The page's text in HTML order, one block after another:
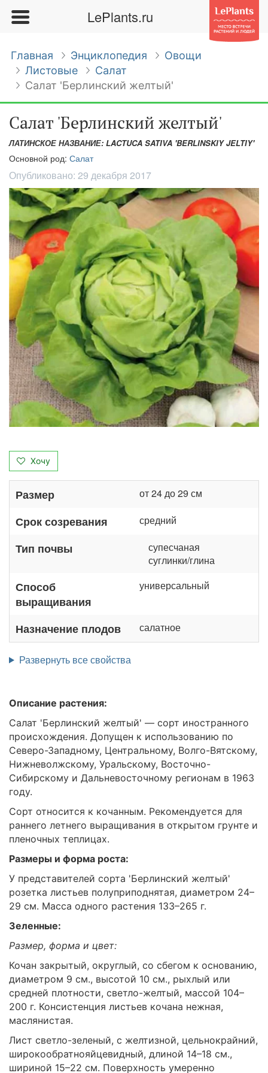
LePlants.ru
Главная Энциклопедия
Овощи
Листовые
Салат
Салат 'Берлинский желтый'
Салат 'Берлинский желтый'
ЛАТИНСКОЕ НАЗВАНИЕ: LACTUCA SATIVA 'BERLINSKIY JELTIY'
Основной род: Салат
Опубликовано: 29 декабря 2017
Хочу
Размер от 24 до 29 см
Срок созревания средний
Тип почвы
супесчаная
суглинки/глина
Способ
выращивания
универсальный
Назначение плодов салатное
Развернуть все свойства
Описание растения:
Салат 'Берлинский желтый' — сорт иностранного
происхождения. Допущен к использованию по
Северо-Западному, Центральному, Волго-Вятскому,
Нижневолжскому, Уральскому, Восточно-
Сибирскому и Дальневосточному регионам в 1963
году.
Сорт относится к кочанным. Рекомендуется для
раннего летнего выращивания в открытом грунте и
пленочных теплицах.
Размеры и форма роста:
У представителей сорта 'Берлинский желтый'
розетка листьев полуприподнятая, диаметром 24–
29 см. Масса одного растения 133–265 г.
Зеленные:
Размер, форма и цвет:
Кочан закрытый, округлый, со сбегом к основанию,
диаметром 9 см., высотой 10 см., рыхлый или
средней плотности, светло-желтый, массой 104–
200 г. Консистенция листьев кочана нежная,
маслянистая.
Лист светло-зеленый, с желтизной, цельнокрайний,
широкообратнояйцевидный, длиной 14–18 см.,
шириной 15–22 см. Поверхность умеренно